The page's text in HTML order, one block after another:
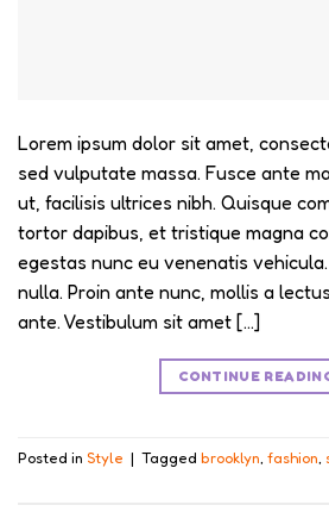
Lorem ipsum dolor sit amet,
sed vulputate massa. Fusce ante
ut, facilisis ultrices nibh. Quisque
tortor dapibus, et tristique magna
egestas nunc eu venenatis
nulla. Proin ante nunc, mollis a
ante. Vestibulum sit amet […]
CONTINUE
Posted in Style | Tagged brooklyn, fashion,